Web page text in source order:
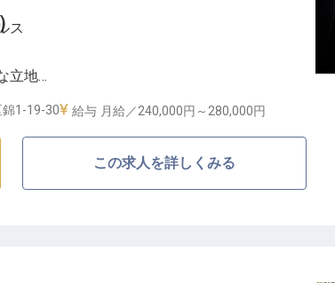
ス
立地
婚式を、心を込めてサポートするお仕事で
の想いに寄り添い、夢を形にするお手伝い
1-19-30 給与 月給／240,000円～ 280,000円
この求人を詳しくみる